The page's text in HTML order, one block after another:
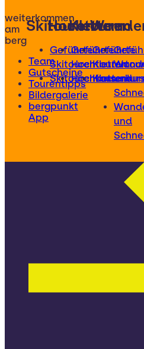
weiterkommen
am
berg
Team
Gutscheine
Tourentipps
Bildergalerie
bergpunkt
App
Skitouren
Geführte
Skitouren
Skitourenkurse
Hochtouren
Geführte
Hochtouren
Klettern
Geführte
und
und